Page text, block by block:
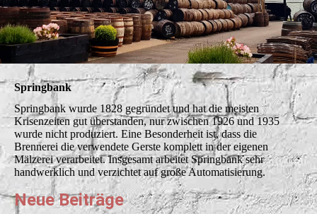
Springbank
Springbank wurde 1828 gegründet und hat die meisten
Krisenzeiten gut überstanden, nur zwischen 1926 und 1935
wurde nicht produziert. Eine Besonderheit ist, dass die
Brennerei die verwendete Gerste komplett in der eigenen
Mälzerei verarbeitet. Insgesamt arbeitet Springbank sehr
handwerklich und verzichtet auf große Automatisierung.
Neue Beiträge